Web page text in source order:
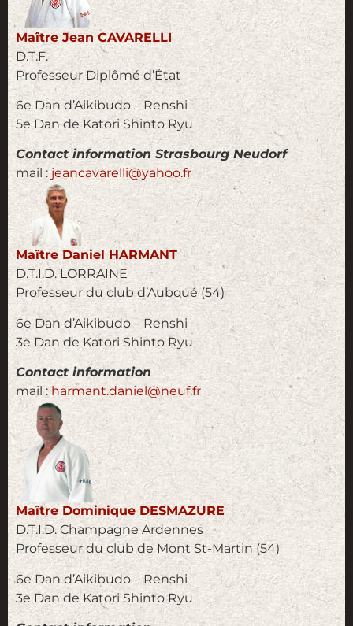
Maître Jean CAVARELLI
D.T.F.
Professeur Diplômé d’État
6e Dan d’Aikibudo – Renshi
5e Dan de Katori Shinto Ryu
Contact information Strasbourg Neudorf
mail : jeancavarelli@yahoo.fr
Maître Daniel HARMANT
D.T.I.D. LORRAINE
Professeur du club d’Auboué (54)
6e Dan d’Aikibudo – Renshi
3e Dan de Katori Shinto Ryu
Contact information
mail :harmant.daniel@neuf.fr
Maître Dominique DESMAZURE
D.T.I.D. Champagne Ardennes
Professeur du club de Mont St-Martin (54)
6e Dan d’Aikibudo – Renshi
3e Dan de Katori Shinto Ryu